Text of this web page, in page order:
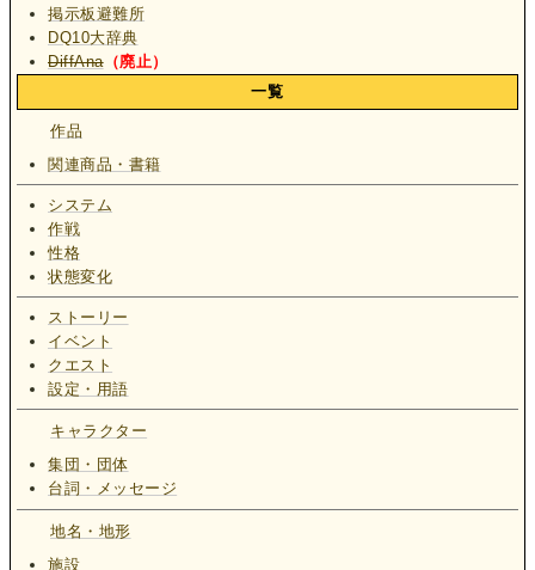
掲示板避難所
DQ10大辞典
DiffAna（廃止）
一覧
作品
関連商品・書籍
システム
作戦
性格
状態変化
ストーリー
イベント
クエスト
設定・用語
キャラクター
集団・団体
台詞・メッセージ
地名・地形
施設